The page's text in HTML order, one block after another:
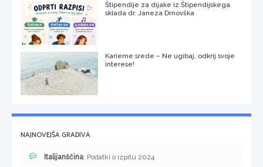
Štipendije za dijake iz Štipendijskega
sklada dr. Janeza Drnovška
Karierne srede – Ne ugibaj, odkrij svoje
interese!
NAJNOVEJŠA GRADIVA
Italijanščina: Podatki o izpitu 2024